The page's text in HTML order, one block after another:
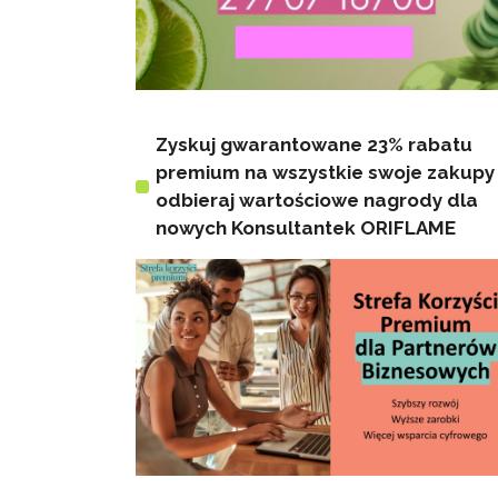
Zyskuj gwarantowane 23% rabatu
premium na wszystkie swoje zakupy
odbieraj wartościowe nagrody dla
nowych Konsultantek ORIFLAME